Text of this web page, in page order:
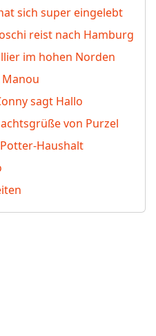
sich super eingelebt
reist nach Hamburg
im hohen Norden
sagt Hallo
von Purzel
Haushalt